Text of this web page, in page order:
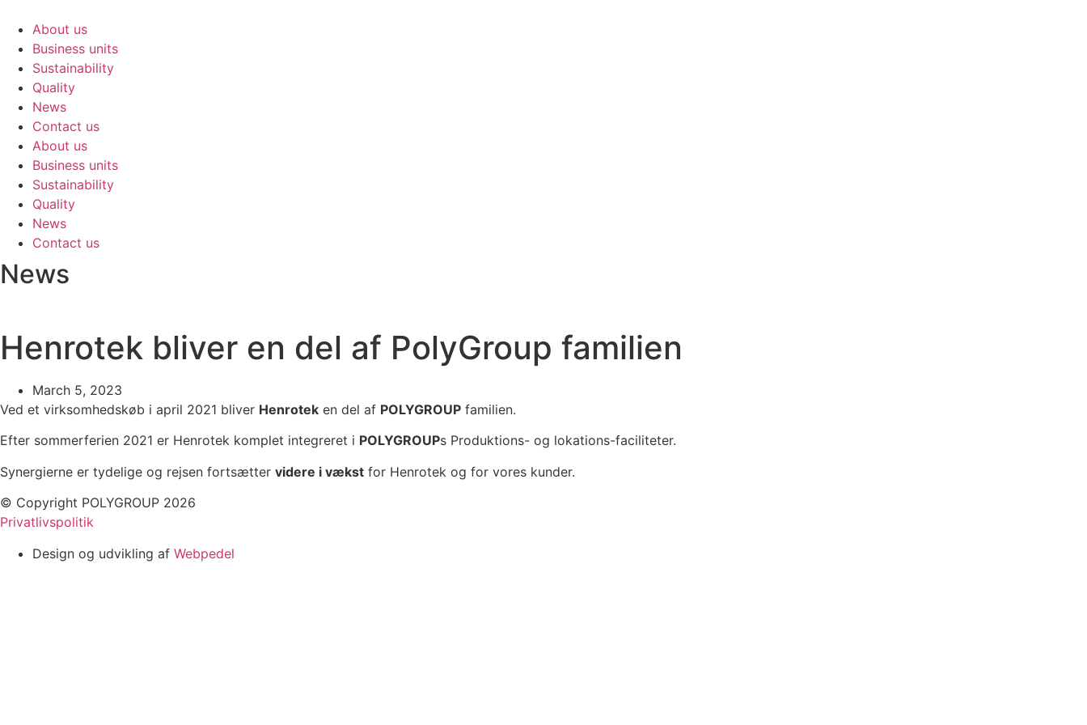
content
About us
Business units
Sustainability
Quality
News
Contact us
About us
Business units
Sustainability
Quality
News
Contact us
News
Henrotek bliver en del af PolyGroup familien
March 5, 2023
Ved et virksomhedskøb i april 2021 bliver Henrotek en del af POLYGROUP familien.
Efter sommerferien 2021 er Henrotek komplet integreret i POLYGROUPs Produktions- og lokations-faciliteter.
Synergierne er tydelige og rejsen fortsætter videre i vækst for Henrotek og for vores kunder.
© Copyright POLYGROUP 2026
Privatlivspolitik
Design og udvikling af Webpedel